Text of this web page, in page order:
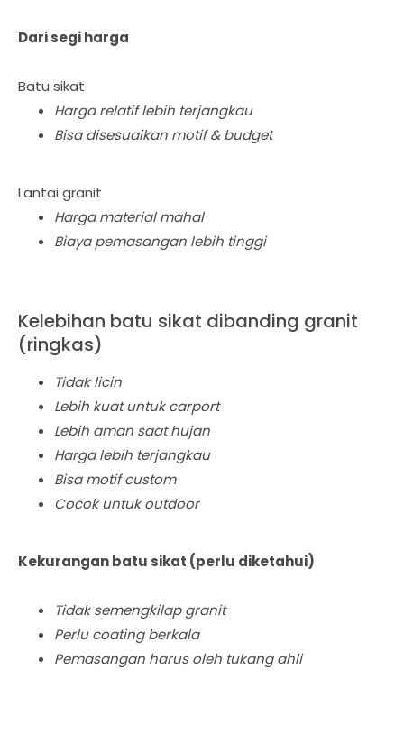
Dari segi harga
Batu sikat
Harga relatif lebih terjangkau
Bisa disesuaikan motif & budget
Lantai granit
Harga material mahal
Biaya pemasangan lebih tinggi
Kelebihan batu sikat dibanding granit
(ringkas)
Tidak licin
Lebih kuat untuk carport
Lebih aman saat hujan
Harga lebih terjangkau
Bisa motif custom
Cocok untuk outdoor
Kekurangan batu sikat (perlu diketahui)
Tidak semengkilap granit
Perlu coating berkala
Pemasangan harus oleh tukang ahli